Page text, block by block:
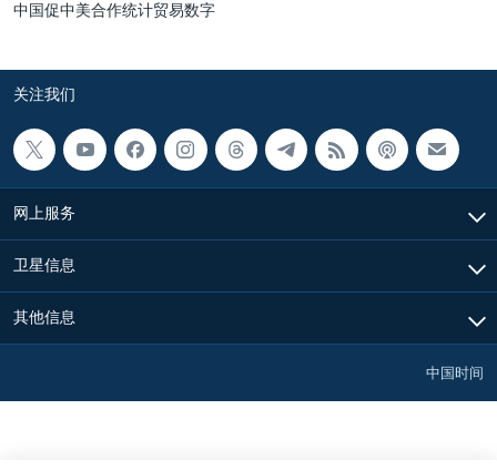
中国促中美合作统计贸易数字
关注我们
网上服务
卫星信息
其他信息
中国时间